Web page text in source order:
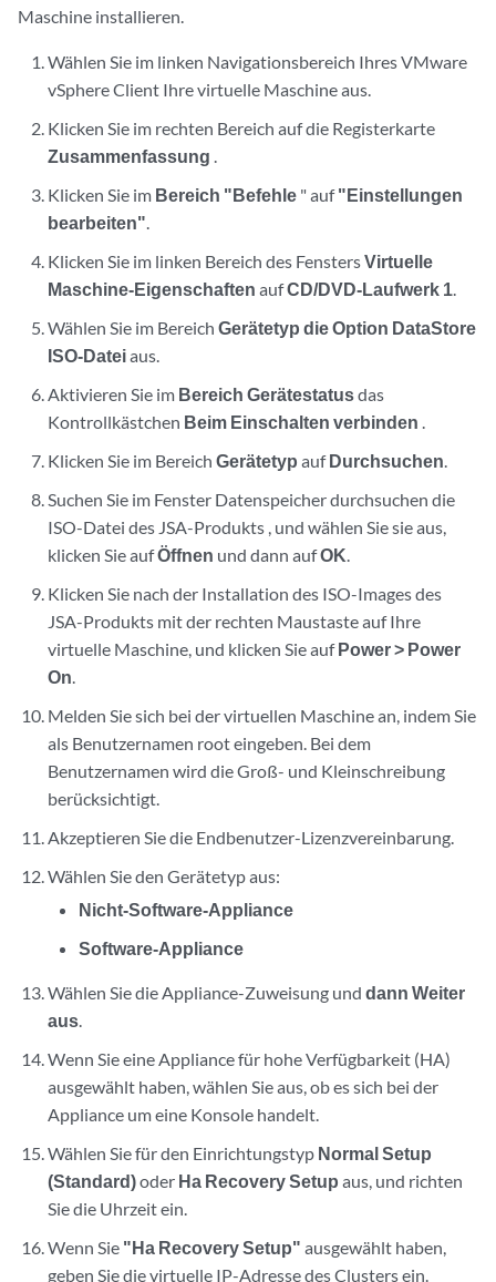
Maschine installieren.
Wählen Sie im linken Navigationsbereich Ihres VMware
vSphere Client Ihre virtuelle Maschine aus.
Klicken Sie im rechten Bereich auf die Registerkarte
Zusammenfassung .
Klicken Sie im Bereich "Befehle " auf"Einstellungen
bearbeiten".
Klicken Sie im linken Bereich des FenstersVirtuelle
Maschine-Eigenschaften aufCD/DVD-Laufwerk 1.
Wählen Sie im BereichGerätetyp die Option DataStore
ISO-Dateiaus.
Aktivieren Sie im Bereich Gerätestatusdas
Kontrollkästchen Beim Einschalten verbinden .
Klicken Sie im BereichGerätetyp aufDurchsuchen.
Suchen Sie im Fenster Datenspeicher durchsuchen die
ISO-Datei des JSA-Produkts , und wählen Sie sie aus,
klicken Sie aufÖffnen und dann aufOK.
Klicken Sie nach der Installation des ISO-Images des
JSA-Produkts mit der rechten Maustaste auf Ihre
virtuelle Maschine, und klicken Sie aufPower > Power
On.
Melden Sie sich bei der virtuellen Maschine an, indem Sie
als Benutzernamen root eingeben. Bei dem
Benutzernamen wird die Groß- und Kleinschreibung
berücksichtigt.
Akzeptieren Sie die Endbenutzer-Lizenzvereinbarung.
Wählen Sie den Gerätetyp aus:
Nicht-Software-Appliance
Software-Appliance
Wählen Sie die Appliance-Zuweisung unddann Weiter
aus.
Wenn Sie eine Appliance für hohe Verfügbarkeit (HA)
ausgewählt haben, wählen Sie aus, ob es sich bei der
Appliance um eine Konsole handelt.
Wählen Sie für den Einrichtungstyp Normal Setup
(Standard)oder Ha Recovery Setup aus, und richten
Sie die Uhrzeit ein.
Wenn Sie "Ha Recovery Setup" ausgewählt haben,
geben Sie die virtuelle IP-Adresse des Clusters ein.